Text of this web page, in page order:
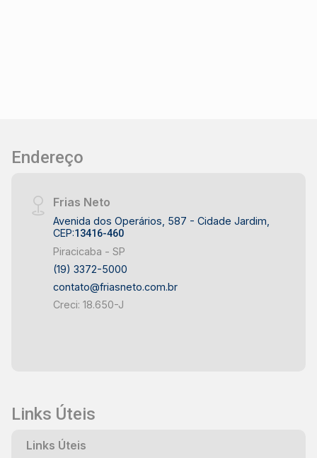
Endereço
Frias Neto
Avenida dos Operários, 587 - Cidade Jardim,
CEP:13416-460
Piracicaba - SP
(19) 3372-5000
contato@friasneto.com.br
Creci: 18.650-J
Links Úteis
Links Úteis